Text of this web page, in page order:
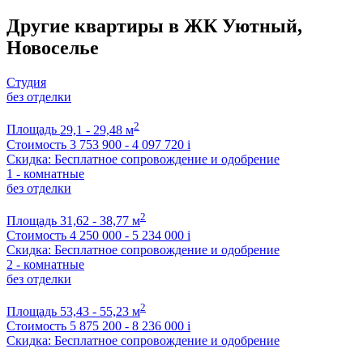
Другие квартиры в ЖК Уютный,
Новоселье
Студия
без отделки
Площадь 29,1 - 29,48 м2
Стоимость 3 753 900 - 4 097 720 i
Скидка: Бесплатное сопровождение и одобрение
1 - комнатные
без отделки
Площадь 31,62 - 38,77 м2
Стоимость 4 250 000 - 5 234 000 i
Скидка: Бесплатное сопровождение и одобрение
2 - комнатные
без отделки
Площадь 53,43 - 55,23 м2
Стоимость 5 875 200 - 8 236 000 i
Скидка: Бесплатное сопровождение и одобрение